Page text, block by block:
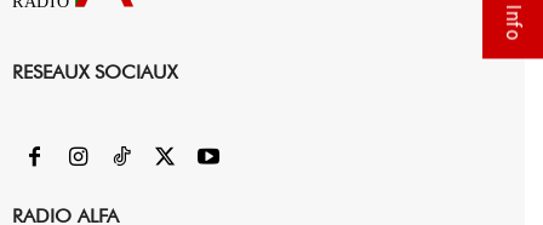
RESEAUX SOCIAUX
RADIO ALFA